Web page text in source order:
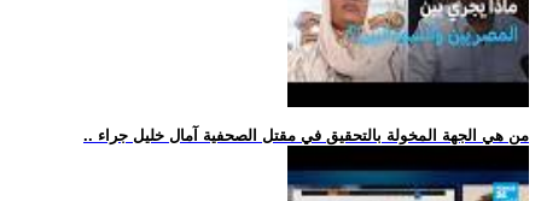
.. من هي الجهة المخولة بالتحقيق في مقتل الصحفية آمال خليل جراء